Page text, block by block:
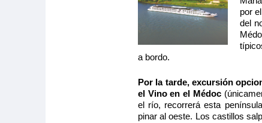
MS
PUENTE
privados, toallas incluidas), secador,
radio. Situado en el puente principal con ojo de
por
del
a bordo.
Por la tarde, excursión
el Vino en el Médoc
el río, recorrerá esta
pinar al oeste. Los castillos